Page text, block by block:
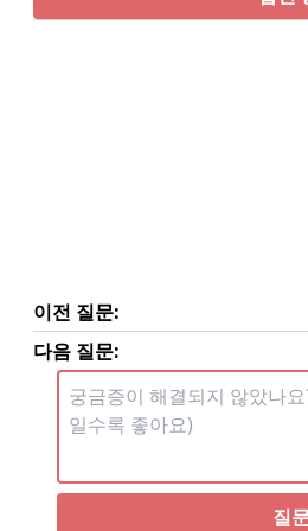
이전 질문:
다음 질문:
질